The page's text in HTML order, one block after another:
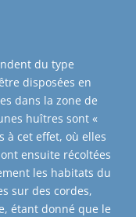
du type
disposées en
dans la zone de
huîtres sont «
à cet effet, où elles
ensuite récoltées
les habitats du
sur des cordes,
étant donné que le